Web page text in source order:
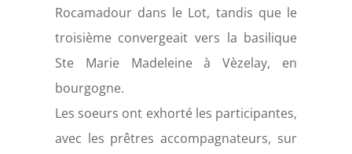
Rocamadour dans le Lot, tandis que le
troisième convergeait vers la basilique
Ste Marie Madeleine à Vèzelay, en
bourgogne.
Les soeurs ont exhorté les participantes,
avec les prêtres accompagnateurs, sur